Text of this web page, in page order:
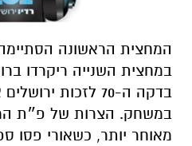
המחצית הראשונה
במחצית השנייה ריקרדו
בדקה ה-70 לזכות
מאוחר יותר, כשאורי פסו